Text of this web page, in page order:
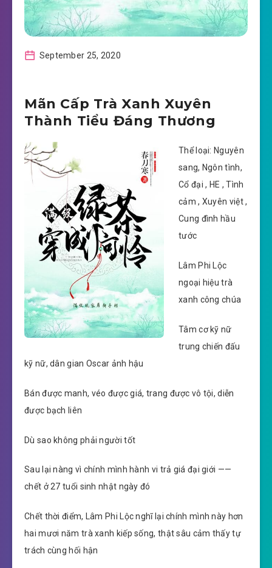
September 25, 2020
Mãn Cấp Trà Xanh Xuyên
Thành Tiểu Đáng Thương
Thể loại: Nguyên
sang, Ngôn tình,
Cổ đại , HE , Tình
cảm , Xuyên việt ,
Cung đình hầu
tước
Lâm Phi Lộc
ngoại hiệu trà
xanh công chúa
Tâm cơ kỹ nữ
trung chiến đấu
kỹ nữ, dân gian Oscar ảnh hậu
Bán được manh, véo được giá, trang được vô tội, diễn
được bạch liên
Dù sao không phải người tốt
Sau lại nàng vì chính mình hành vi trả giá đại giới ——
chết ở 27 tuổi sinh nhật ngày đó
Chết thời điểm, Lâm Phi Lộc nghĩ lại chính mình này hơn
hai mươi năm trà xanh kiếp sống, thật sâu cảm thấy tự
trách cùng hối hận